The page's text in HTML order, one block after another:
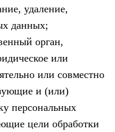
удаление,
данных;
орган,
или
или совместно
и (или)
персональных
цели обработки